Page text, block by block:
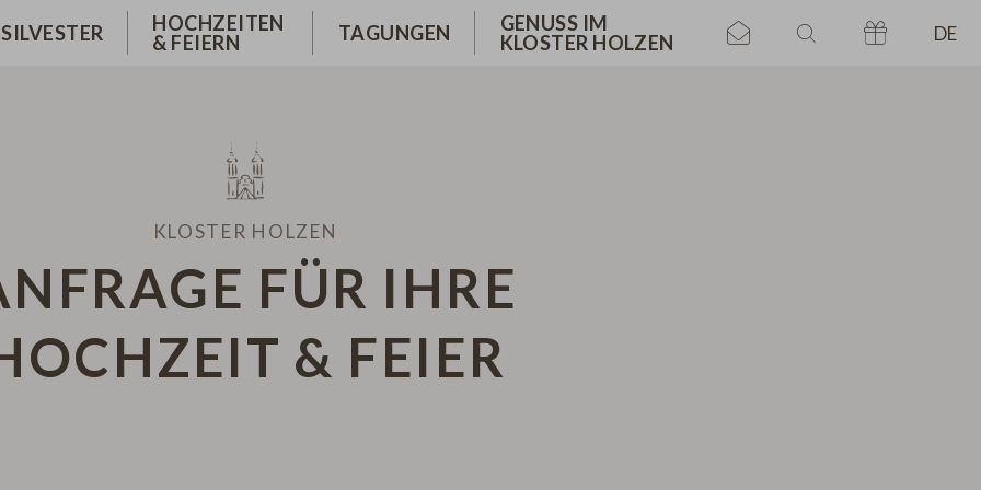
SILVESTER
HOCHZEITEN
& FEIERN
TAGUNGEN
GENUSS IM
KLOSTER HOLZEN
SELBSTBEDIENUNGS-BIERGARTEN
DE
KLOSTER HOLZEN
FÜR IHRE
& FEIER